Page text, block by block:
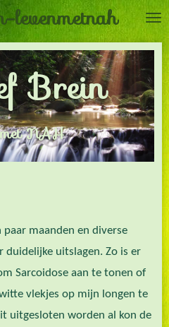
levenmetnah
Brein
NAH
paar maanden en diverse
duidelijke uitslagen. Zo is er
Sarcoidose aan te tonen of
vlekjes op mijn longen te
uitgesloten worden al kon de